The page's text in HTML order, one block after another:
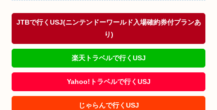
JTBで行くUSJ(ニンテンドーワールド入場確約券付プランあ
り)
楽天トラベルで行くUSJ
Yahoo!トラベルで行くUSJ
じゃらんで行くUSJ